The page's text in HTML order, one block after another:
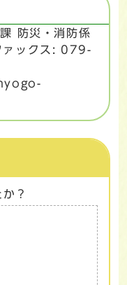
防災・消防係
ックス: 079-
？